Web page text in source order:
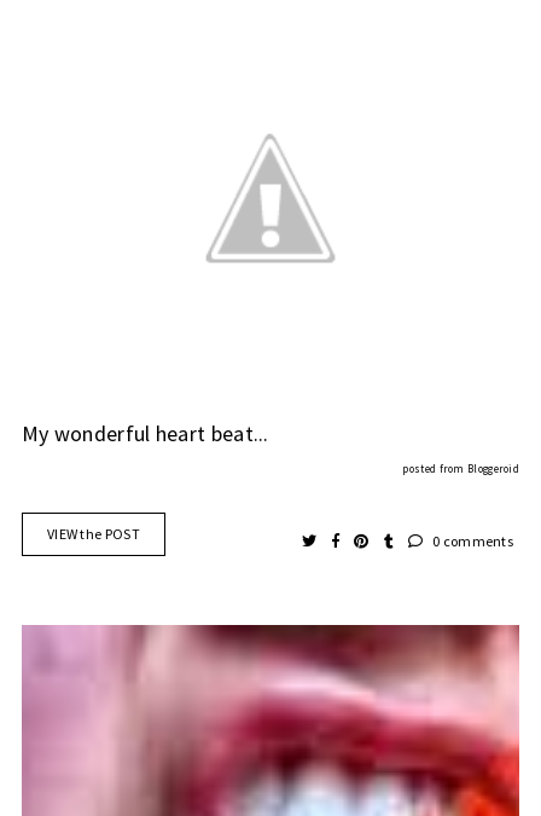
My wonderful heart beat...
posted from Bloggeroid
VIEW the POST 0 comments